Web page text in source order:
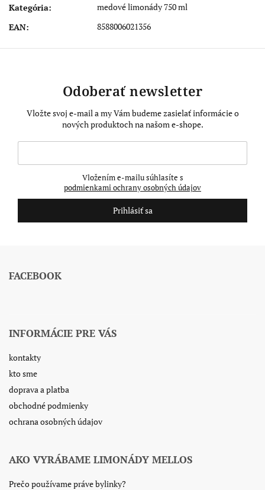
Kategória:
medové limonády 750 ml
EAN: 8588006021356
Odoberať newsletter
Vložte svoj e-mail a my Vám budeme zasielať informácie o
nových produktoch na našom e-shope.
podmienkami ochrany osobných údajov
Prihlásiť sa
FACEBOOK
INFORMÁCIE PRE VÁS
kontakty
kto sme
doprava a platba
obchodné podmienky
ochrana osobných údajov
AKO VYRÁBAME LIMONÁDY MELLOS
Prečo používame práve bylinky?